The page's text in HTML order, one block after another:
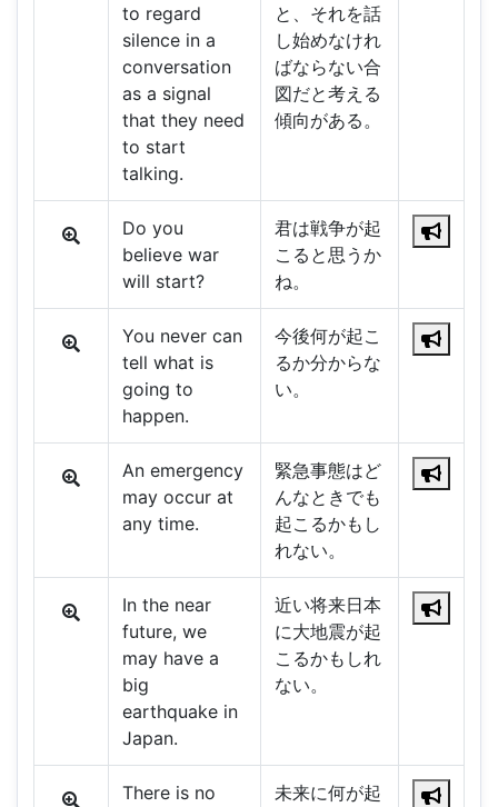
to regard
silence in a
conversation
as a signal
that they need
to start
talking.
と、それを話
し始めなけれ
ばならない合
図だと考える
傾向がある。
Do you
believe war
will start?
君は戦争が起
こると思うか
ね。
You never can
tell what is
going to
happen.
今後何が起こ
るか分からな
い。
An emergency
may occur at
any time.
緊急事態はど
んなときでも
起こるかもし
れない。
In the near
future, we
may have a
big
earthquake in
Japan.
近い将来日本
に大地震が起
こるかもしれ
ない。
There is no
未来に何が起